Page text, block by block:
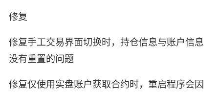
修复
修复手工交易界面切换时，持仓信息与账户信息
没有重置的问题
修复仅使用实盘账户获取合约时，重启程序会因